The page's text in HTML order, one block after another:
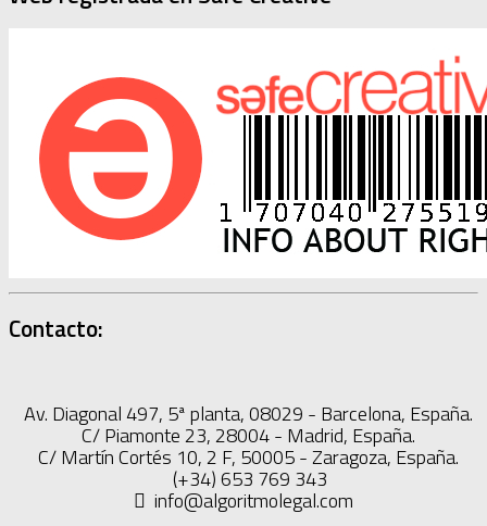
Contacto:
Av. Diagonal 497, 5ª planta, 08029 - Barcelona, España.
C/ Piamonte 23, 28004 - Madrid, España.
C/ Martín Cortés 10, 2 F, 50005 - Zaragoza, España.
(+34) 653 769 343
info@algoritmolegal.com